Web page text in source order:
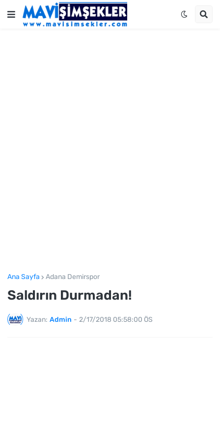
Ana Sayfa Adana Demirspor
Saldırın Durmadan!
Yazan: Admin - 2/17/2018 05:58:00 ÖS